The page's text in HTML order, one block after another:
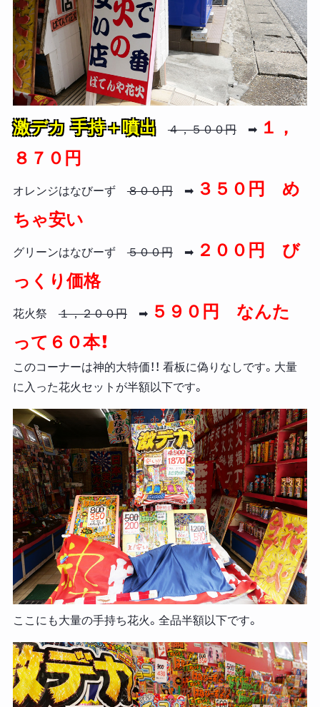
激デカ 手持＋噴出 ４，５００円➡ １，
８７０円
オレンジはなびーず ８００円➡ ３５０円 め
ちゃ安い
グリーンはなびーず ５００円➡ ２００円 び
っくり価格
花火祭 １，２００円➡ ５９０円 なんた
って６０本！
このコーナーは神的大特価！！ 看板に偽りなしです。大量
に入った花火セットが半額以下です。
ここにも大量の手持ち花火。全品半額以下です。